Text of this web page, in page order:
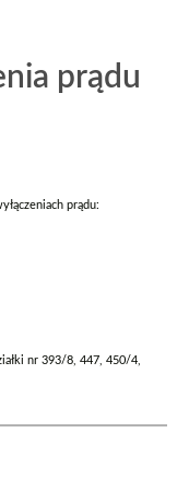
prądu
prądu:
nr 393/8, 447, 450/4,